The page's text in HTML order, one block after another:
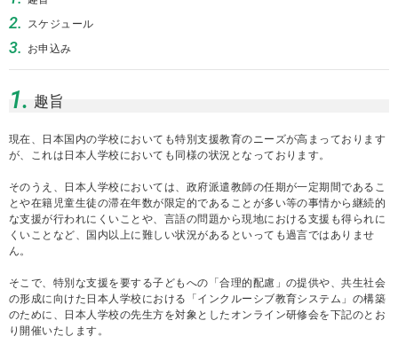
2. スケジュール
3. お申込み
1. 趣旨
現在、日本国内の学校においても特別支援教育のニーズが高まっております
が、これは日本人学校においても同様の状況となっております。
そのうえ、日本人学校においては、政府派遣教師の任期が一定期間であるこ
とや在籍児童生徒の滞在年数が限定的であることが多い等の事情から継続的
な支援が行われにくいことや、言語の問題から現地における支援も得られに
くいことなど、国内以上に難しい状況があるといっても過言ではありませ
ん。
そこで、特別な支援を要する子どもへの「合理的配慮」の提供や、共生社会
の形成に向けた日本人学校における「インクルーシブ教育システム」の構築
のために、日本人学校の先生方を対象としたオンライン研修会を下記のとお
り開催いたします。